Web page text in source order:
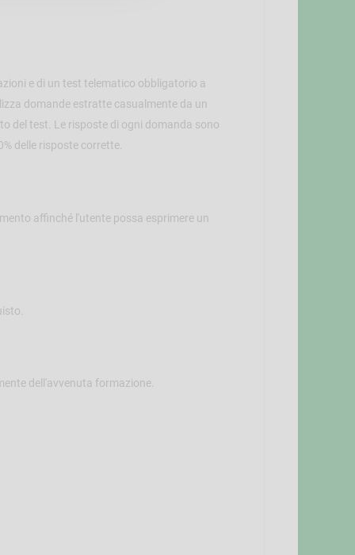
e di un test telematico obbligatorio a
domande estratte casualmente da un
del test. Le risposte di ogni domanda sono
delle risposte corrette.
affinché l'utente possa esprimere un
dell'avvenuta formazione.